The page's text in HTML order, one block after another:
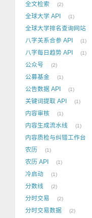
全文检索 2
全球大学 API 1
全球大学排名查询网站
八字关系合参 API 1
八字每日趋势 API 1
公众号 2
公募基金 1
公告数据 API 1
关键词提取 API 1
内容审核 1
内容生成流水线 1
内容质检与纠错工作台
农历 1
农历 API 1
冷启动 1
分数线 2
分时交易 2
分时交易数据 2